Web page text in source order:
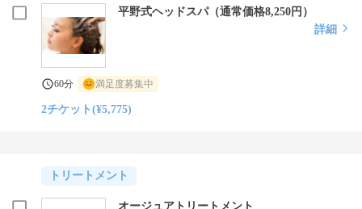
平野式ヘッドスパ（通常価格8,250円）
詳細
60分 満足度募集中
2チケット(¥5,775)
トリートメント
オージュアトリートメント